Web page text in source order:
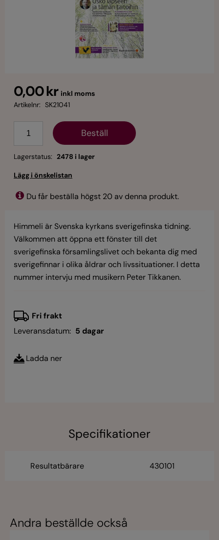
0,00 kr inkl moms
Artikelnr: SK21041
Antal
Lagerstatus: 2478 i lager
Du får beställa högst 20 av denna produkt.
Himmeli är Svenska kyrkans sverigefinska tidning.
Välkommen att öppna ett fönster till det
sverigefinska församlingslivet och bekanta dig med
sverigefinnar i olika åldrar och livssituationer. I detta
nummer intervju med musikern Peter Tikkanen.
Fri frakt
Leveransdatum: 5 dagar
Ladda ner
Specifikationer
Resultatbärare 430101
Andra beställde också